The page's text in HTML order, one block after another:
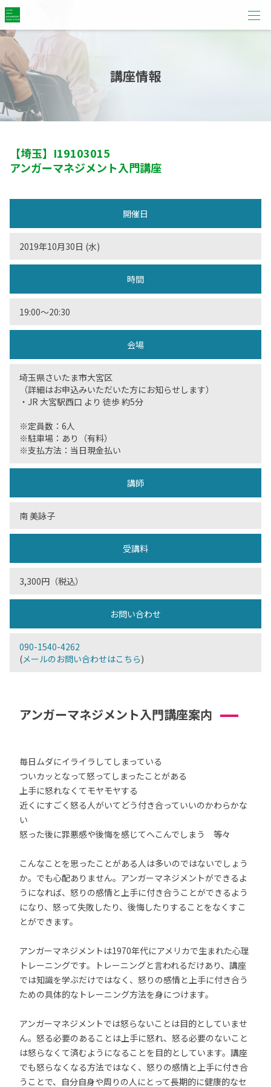
講座情報
【埼玉】 I19103015
アンガーマネジメント入門講座
開催日
2019年10月30日 (水)
時間
19:00〜20:30
会場
埼玉県さいたま市大宮区
（詳細はお申込みいただいた方にお知らせします）
・JR 大宮駅西口 より 徒歩 約5分
※定員数：6人
※駐車場：あり（有料）
※支払方法：当日現金払い
講師
南 美詠子
受講料
3,300円（税込）
お問い合わせ
090-1540-4262
(メールのお問い合わせはこちら)
アンガーマネジメント入門講座案内
毎日ムダにイライラしてしまっている
ついカッとなって怒ってしまったことがある
上手に怒れなくてモヤモヤする
近くにすごく怒る人がいてどう付き合っていいのかわらかな
い
怒った後に罪悪感や後悔を感じてへこんでしまう 等々
こんなことを思ったことがある人は多いのではないでしょう
か。でも心配ありません。アンガーマネジメントができるよ
うになれば、怒りの感情と上手に付き合うことができるよう
になり、怒って失敗したり、後悔したりすることをなくすこ
とができます。
アンガーマネジメントは1970年代にアメリカで生まれた心理
トレーニングです。トレーニングと言われるだけあり、講座
では知識を学ぶだけではなく、怒りの感情と上手に付き合う
ための具体的なトレーニング方法を身につけます。
アンガーマネジメントでは怒らないことは目的としていませ
ん。怒る必要のあることは上手に怒れ、怒る必要のないこと
は怒らなくて済むようになることを目的としています。講座
でも怒らなくなる方法ではなく、怒りの感情と上手に付き合
うことで、自分自身や周りの人にとって長期的に健康的なセ